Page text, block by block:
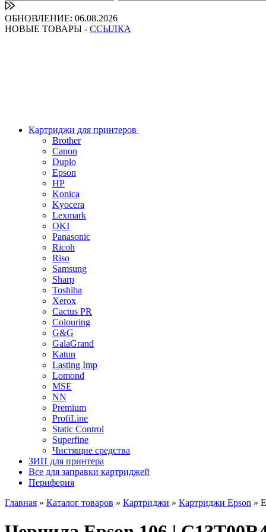
ОБНОВЛЕНИЕ: 06.08.2026
НОВЫЕ ТОВАРЫ - ССЫЛКА
Картриджи для принтеров
Brother
Canon
Duplo
Epson
HP
Konica
Kyocera
Lexmark
OKI
Panasonic
Ricoh
Riso
Samsung
Sharp
Toshiba
Xerox
Cactus PR
Colouring
G&G
GalaGrand
Katun
Lasting Imp
Lomond
MSE
NN
Premium
ProfiLine
Static Control
Superfine
Чистящие средства
ЗИП для принтера
Все для заправки картриджей
Периферия
Главная » Каталог товаров » Картриджи » Картриджи Epson »